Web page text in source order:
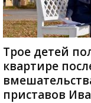
Трое детей
квартире
приставов